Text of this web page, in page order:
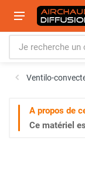
Ventilo-
A propos de
Ce matériel